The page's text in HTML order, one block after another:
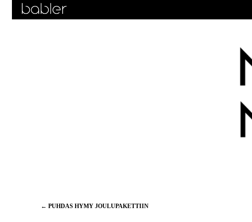
Artikkelien
← PUHDAS HYMY JOULUPAKETTIIN